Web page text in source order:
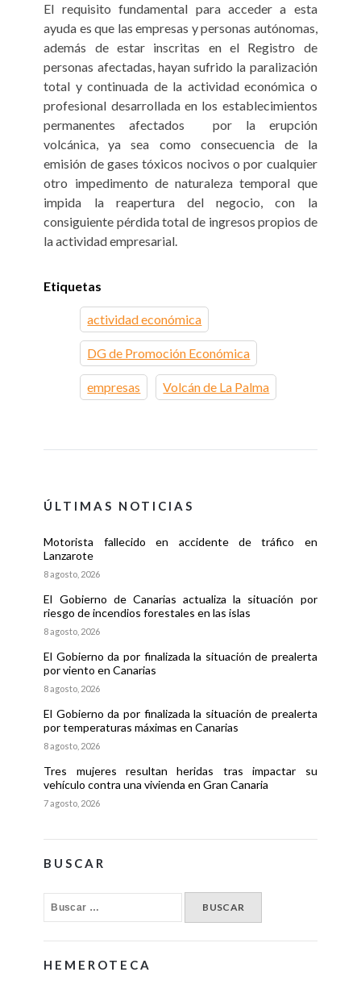
El requisito fundamental para acceder a esta
ayuda es que las empresas y personas autónomas,
además de estar inscritas en el Registro de
personas afectadas, hayan sufrido la paralización
total y continuada de la actividad económica o
profesional desarrollada en los establecimientos
permanentes afectados por la erupción
volcánica, ya sea como consecuencia de la
emisión de gases tóxicos nocivos o por cualquier
otro impedimento de naturaleza temporal que
impida la reapertura del negocio, con la
consiguiente pérdida total de ingresos propios de
la actividad empresarial.
Etiquetas
actividad económica
DG de Promoción Económica
empresas Volcán de La Palma
ÚLTIMAS NOTICIAS
Motorista fallecido en accidente de tráfico en
Lanzarote
8 agosto, 2026
El Gobierno de Canarias actualiza la situación por
riesgo de incendios forestales en las islas
8 agosto, 2026
El Gobierno da por finalizada la situación de prealerta
por viento en Canarias
8 agosto, 2026
El Gobierno da por finalizada la situación de prealerta
por temperaturas máximas en Canarias
8 agosto, 2026
Tres mujeres resultan heridas tras impactar su
vehículo contra una vivienda en Gran Canaria
7 agosto, 2026
BUSCAR
HEMEROTECA